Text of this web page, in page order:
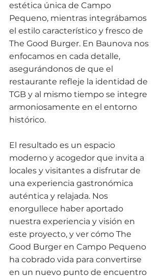
estética única de Campo
Pequeno, mientras integrábamos
el estilo característico y fresco de
The Good Burger. En Baunova nos
enfocamos en cada detalle,
asegurándonos de que el
restaurante refleje la identidad de
TGB y al mismo tiempo se integre
armoniosamente en el entorno
histórico.
El resultado es un espacio
moderno y acogedor que invita a
locales y visitantes a disfrutar de
una experiencia gastronómica
auténtica y relajada. Nos
enorgullece haber aportado
nuestra experiencia y visión en
este proyecto, y ver cómo The
Good Burger en Campo Pequeno
ha cobrado vida para convertirse
en un nuevo punto de encuentro